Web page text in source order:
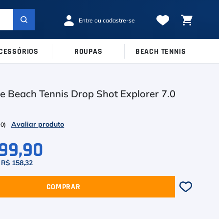
Ver Todos
Inni
Robin Soderling
Tretorn
38 39 40
ROUPAS BEACH TENNIS
Beach Tennis Drop Shot Explorer 7.0
0)
R$ 158,32
COMPRAR